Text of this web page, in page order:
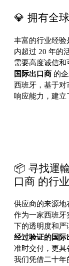
💎 拥有全
丰富的行业经验
内超过 20 年的
需要高度诚信和
国际出口商 的
西班牙，基于对
响应能力，建立
📦 寻找運
口商 的行
供应商的来源地
作为一家西班牙
下的透明度和严
经过验证的国际
准时交付，更具
我们凭借二十年